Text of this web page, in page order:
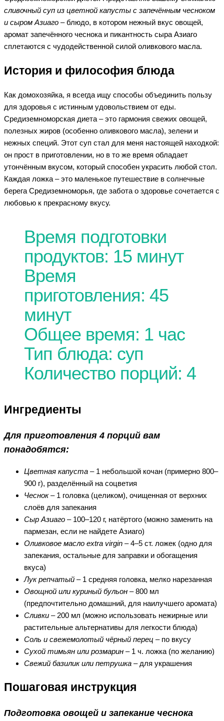
сливочный суп из цветной капусты с запечённым чесноком
и сыром Азиаго – блюдо, в котором нежный вкус овощей,
аромат запечённого чеснока и пикантность сыра Азиаго
сплетаются с чудодейственной силой оливкового масла.
История и философия блюда
Как домохозяйка, я всегда ищу способы объединить пользу
для здоровья с истинным удовольствием от еды.
Средиземноморская диета – это гармония свежих овощей,
полезных жиров (особенно оливкового масла), зелени и
нежных специй. Этот суп стал для меня настоящей находкой:
он прост в приготовлении, но в то же время обладает
утончённым вкусом, который способен украсить любой стол.
Каждая ложка – это маленькое путешествие в солнечные
берега Средиземноморья, где забота о здоровье сочетается с
любовью к прекрасному вкусу.
Время подготовки
продуктов: 15 минут
Время
приготовления: 45
минут
Общее время: 1 час
Тип блюда: суп
Количество порций: 4
Ингредиенты
Для приготовления 4 порций вам
понадобятся:
Цветная капуста – 1 небольшой кочан (примерно 800–
900 г), разделённый на соцветия
Чеснок– 1 головка (целиком), очищенная от верхних
слоёв для запекания
Сыр Азиаго – 100–120 г, натёртого (можно заменить на
пармезан, если не найдете Азиаго)
Оливковое масло extra virgin – 4–5 ст. ложек (одно для
запекания, остальные для заправки и обогащения
вкуса)
Лук репчатый – 1 средняя головка, мелко нарезанная
Овощной или куриный бульон – 800 мл
(предпочтительно домашний, для наилучшего аромата)
Сливки – 200 мл (можно использовать нежирные или
растительные альтернативы для легкости блюда)
Соль и свежемолотый чёрный перец – по вкусу
Сухой тимьян или розмарин – 1 ч. ложка (по желанию)
Свежий базилик или петрушка – для украшения
Пошаговая инструкция
Подготовка овощей и запекание чеснока